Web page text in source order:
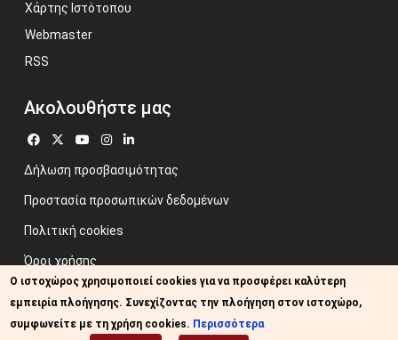
Χάρτης Ιστότοπου
Webmaster
RSS
Ακολουθήστε μας
Δήλωση προσβασιμότητας
Προστασία προσωπικών δεδομένων
Πολιτική cookies
Όροι χρήσης
Προηγούμενος ιστότοπος
Image credits: Some designed by Freepik
Ο ιστοχώρος χρησιμοποιεί cookies για να προσφέρει καλύτερη
εμπειρία πλοήγησης. Συνεχίζοντας την πλοήγηση στον ιστοχώρο,
συμφωνείτε με τη χρήση cookies. Περισσότερα